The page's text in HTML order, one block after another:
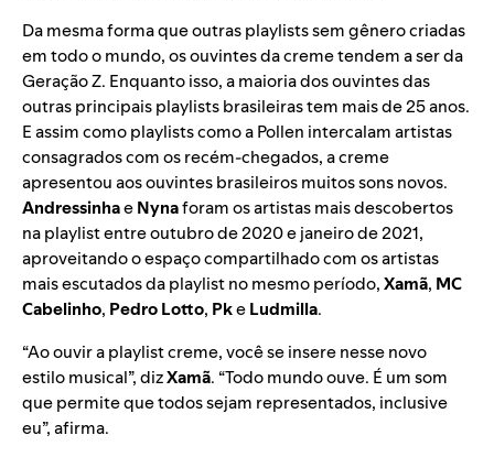
Da mesma forma que outras playlists sem gênero criadas
em todo o mundo, os ouvintes da creme tendem a ser da
Geração Z. Enquanto isso, a maioria dos ouvintes das
outras principais playlists brasileiras tem mais de 25 anos.
E assim como playlists como a Pollen intercalam artistas
consagrados com os recém-chegados, a creme
apresentou aos ouvintes brasileiros muitos sons novos.
AndressinhaeNynaforam os artistas mais descobertos
na playlist entre outubro de 2020 e janeiro de 2021,
aproveitando o espaço compartilhado com os artistas
mais escutados da playlist no mesmo período,Xamã, MC
Cabelinho, Pedro Lotto, PkeLudmilla.
“Ao ouvir a playlist creme, você se insere nesse novo
estilo musical”, dizXamã. “Todo mundo ouve. É um som
que permite que todos sejam representados, inclusive
eu”, afirma.